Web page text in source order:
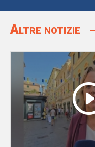
Altre notizie